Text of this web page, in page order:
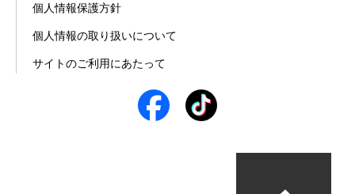
個人情報保護方針
個人情報の取り扱いについて
サイトのご利用にあたって